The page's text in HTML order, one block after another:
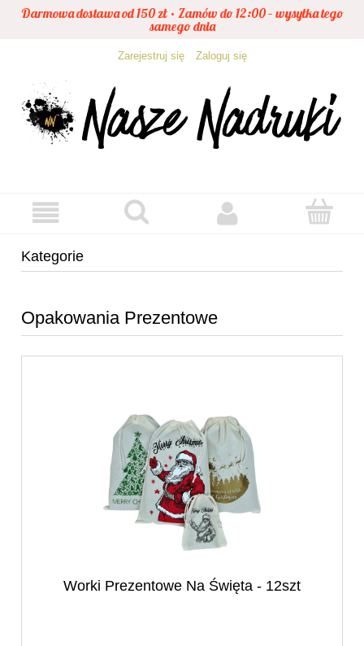
Darmowa dostawa od 150 zł • Zamów do 12:00 – wysyłka tego
samego dnia
Zarejestruj się Zaloguj się
Kategorie
Opakowania Prezentowe
Worki Prezentowe Na Święta - 12szt